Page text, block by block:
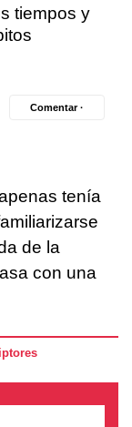
tiempos y
Comentar ·
tenía
de la
con una